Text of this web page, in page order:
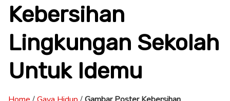
Kebersihan
Lingkungan Sekolah
Untuk Idemu